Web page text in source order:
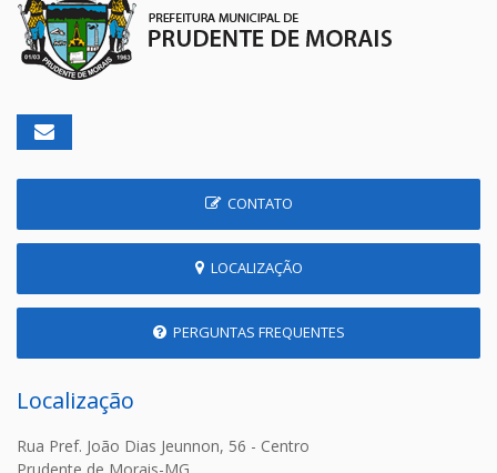
CONTATO
LOCALIZAÇÃO
PERGUNTAS FREQUENTES
Localização
Rua Pref. João Dias Jeunnon, 56 - Centro
Prudente de Morais-MG